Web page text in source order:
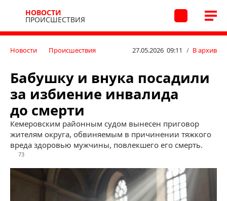
НОВОСТИ
ПРОИСШЕСТВИЯ
Новости Происшествия 27.05.2026 09:11 / В архив
Бабушку и внука посадили
за избиение инвалида
до смерти
Кемеровским районным судом вынесен приговор
жителям округа, обвиняемым в причинении тяжкого
вреда здоровью мужчины, повлекшего его смерть.
73